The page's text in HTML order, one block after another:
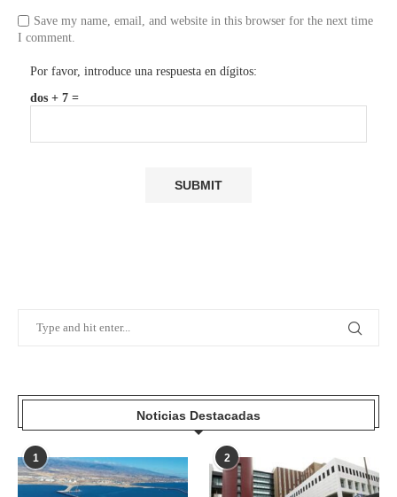
Save my name, email, and website in this browser for the next time
I comment.
Por favor, introduce una respuesta en dígitos:
dos + 7 =
Noticias Destacadas
1 2